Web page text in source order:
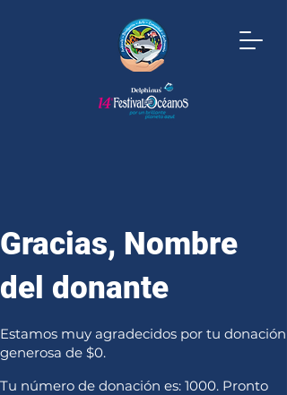
Gracias, Nombre
del donante
Estamos muy agradecidos por tu donación
generosa de $0.
Tu número de donación es: 1000. Pronto